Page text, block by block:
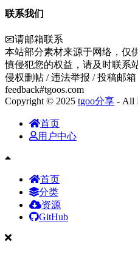
联系我们
📧请邮箱联系
本站部分素材来源于网络，仅
慎侵犯您的权益，请及时联系
侵权删帖 / 违法举报 / 投稿邮箱
feedback#tgoos.com
Copyright © 2025 tgoo分享 - All
首页
用户中心
首页
分类
资源
GitHub